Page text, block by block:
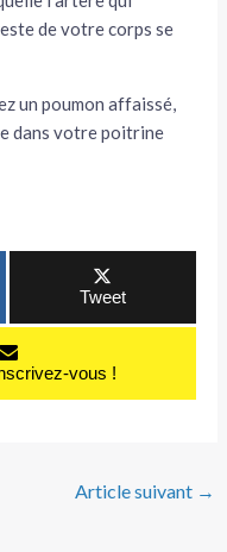
de votre corps se
un poumon affaissé,
dans votre poitrine
Tweet
vous !
Article suivant →